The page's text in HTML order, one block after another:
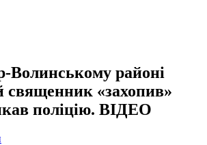
Волинському районі
священник «захопив»
поліцію. ВІДЕО